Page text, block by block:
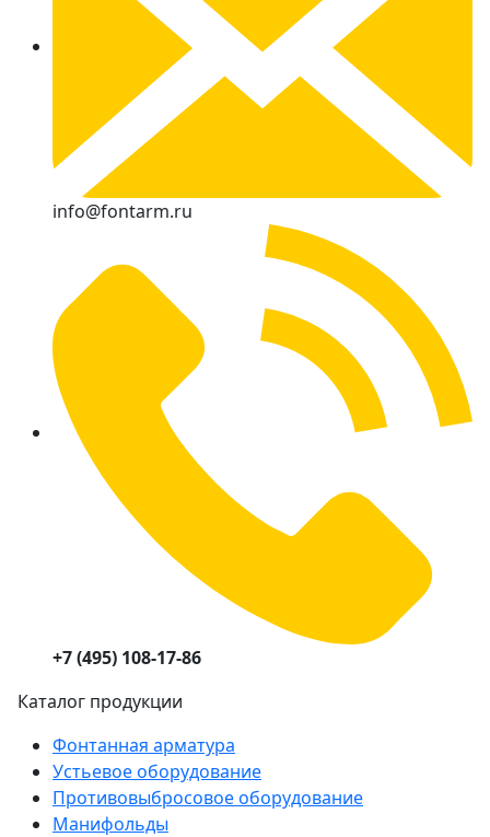
info@fontarm.ru
+7 (495) 108-17-86
Каталог продукции
Фонтанная арматура
Устьевое оборудование
Противовыбросовое оборудование
Манифольды